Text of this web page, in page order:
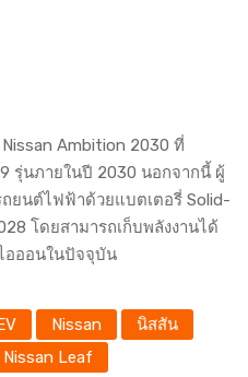
Ambition 2030 ที่
รุ่นภายในปี 2030 นอกจากนี้ ผู้
ยนต์ไฟฟ้าด้วยแบตเตอรี่ Solid-
โดยสามารถเก็บพลังงานได้
อออนในปัจจุบัน
Nissan
นิสสัน
Nissan Leaf